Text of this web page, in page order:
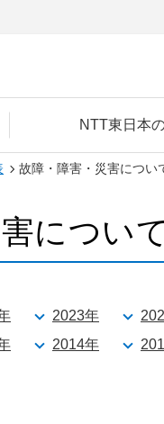
NTT東日本
故障・障害・災害につい
について
2023年
2014年